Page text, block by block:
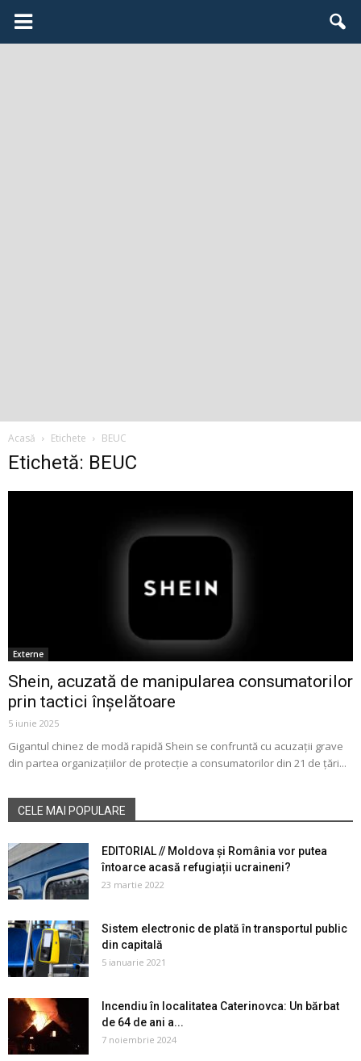
Acasă Etichete BEUC
Etichetă: BEUC
Externe
Shein, acuzată de manipularea consumatorilor
prin tactici înșelătoare
5 iunie 2025
Gigantul chinez de modă rapidă Shein se confruntă cu acuzații grave
din partea organizațiilor de protecție a consumatorilor din 21 de țări...
CELE MAI POPULARE
EDITORIAL // Moldova și România vor putea
întoarce acasă refugiații ucraineni?
23 martie 2022
Sistem electronic de plată în transportul public
din capitală
5 ianuarie 2021
Incendiu în localitatea Caterinovca: Un bărbat
de 64 de ani a...
7 noiembrie 2024